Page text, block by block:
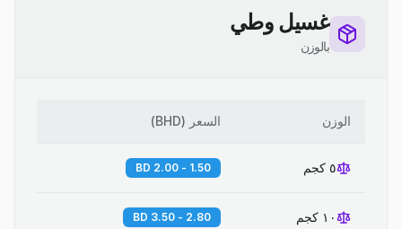
غسيل وطي
بالوزن
الوزن السعر (
BHD
)
٥ كجم 1.50 - 2.00 BD
١٠ كجم 2.80 - 3.50 BD